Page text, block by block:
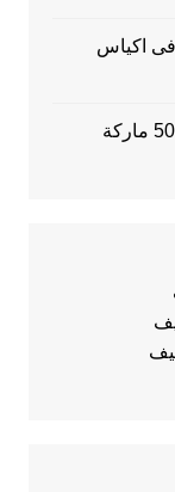
فى اكياس
ماكينات التعبئة والتغليف للوليتا موديل 505 ماركة